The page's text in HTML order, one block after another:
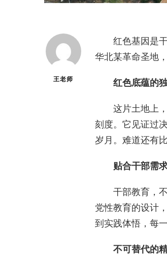
王老师
红色基因是
华北某革命圣地
红色底蕴的
这片土地上
刻度。它见证过
岁月。难道还有
贴合干部需
干部教育，
党性教育的设计
到实践体悟，每
不可替代的